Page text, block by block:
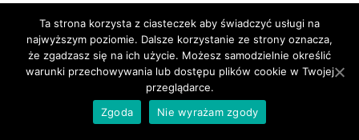
Ta strona korzysta z ciasteczek aby świadczyć usługi na
najwyższym poziomie. Dalsze korzystanie ze strony oznacza,
że zgadzasz się na ich użycie. Możesz samodzielnie określić
warunki przechowywania lub dostępu plików cookie w Twojej
przeglądarce.
Zgoda
Nie wyrażam zgody